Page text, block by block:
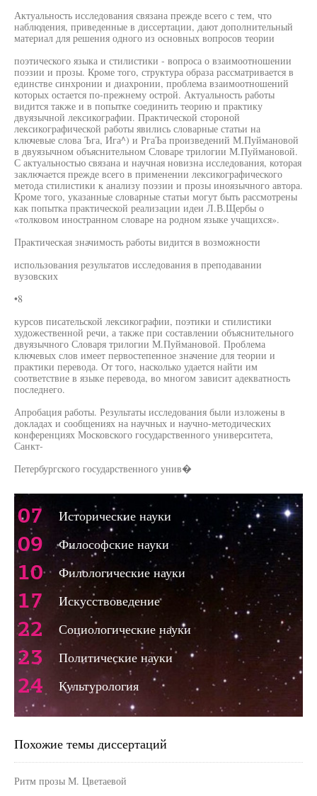
Актуальность исследования связана прежде всего с тем, что
наблюдения, приведенные в диссертации, дают дополнительный
материал для решения одного из основных вопросов теории
поэтического языка и стилистики - вопроса о взаимоотношении
поэзии и прозы. Кроме того, структура образа рассматривается в
единстве синхронии и диахронии, проблема взаимоотношений
которых остается по-прежнему острой. Актуальность работы
видится также и в попытке соединить теорию и практику
двуязычной лексикографии. Практической стороной
лексикографической работы явились словарные статьи на
ключевые слова Ъга, Ига^) и РгаЪа произведений М.Пуймановой
в двуязычном объяснительном Словаре трилогии М.Пуймановой.
С актуальностью связана и научная новизна исследования, которая
заключается прежде всего в применении лексикографического
метода стилистики к анализу поэзии и прозы иноязычного автора.
Кроме того, указанные словарные статьи могут быть рассмотрены
как попытка практической реализации идеи Л.В.Щербы о
«толковом иностранном словаре на родном языке учащихся».
Практическая значимость работы видится в возможности
использования результатов исследования в преподавании
вузовских
•8
курсов писательской лексикографии, поэтики и стилистики
художественной речи, а также при составлении объяснительного
двуязычного Словаря трилогии М.Пуймановой. Проблема
ключевых слов имеет первостепенное значение для теории и
практики перевода. От того, насколько удается найти им
соответствие в языке перевода, во многом зависит адекватность
последнего.
Апробация работы. Результаты исследования были изложены в
докладах и сообщениях на научных и научно-методических
конференциях Московского государственного университета,
Санкт-
Петербургского государственного унив�
07 Исторические науки
09 Философские науки
10 Филологические науки
17 Искусствоведение
22 Социологические науки
23 Политические науки
24 Культурология
Похожие темы диссертаций
Ритм прозы М. Цветаевой